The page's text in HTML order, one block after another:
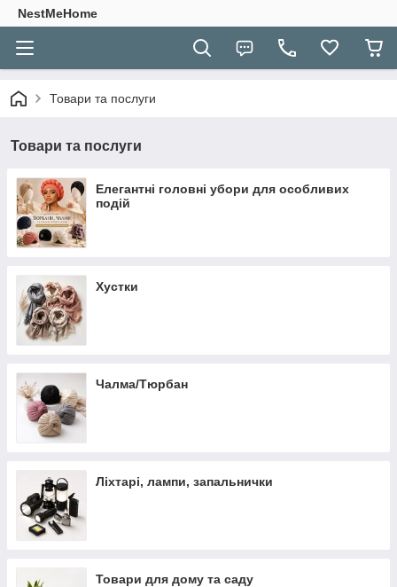
NestMeHome
Товари та послуги
Товари та послуги
Елегантні головні убори для особливих
подій
Хустки
Чалма/Тюрбан
Ліхтарі, лампи, запальнички
Товари для дому та саду